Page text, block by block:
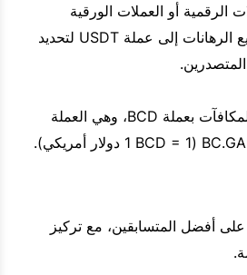
الرقمية أو العملات الورقية
المدعومة. يتم تحويل جميع الرهانات إلى عملة USDT لتحديد
يتم دفع المكافآت بعملة BCD، وهي العملة
على أفضل المتسابقين، مع تركيز